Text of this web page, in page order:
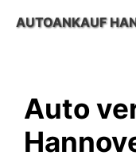
InhaltAUTOANKAUF
Auto